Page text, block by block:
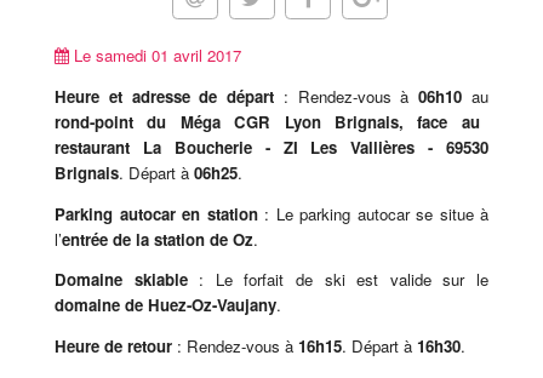
Le samedi 01 avril 2017
Heure et adresse de départ : Rendez-vous à06h10 au
rond-point du Méga CGR Lyon Brignais, face au
restaurant La Boucherie - ZI Les Vallières - 69530
Brignais. Départ à 06h25.
Parking autocar en station : Le parking autocar se situe à
l’entrée de la station de Oz.
Domaine skiable : Le forfait de ski est valide sur le
domaine de Huez-Oz-Vaujany.
Heure de retour : Rendez-vous à 16h15. Départ à 16h30.